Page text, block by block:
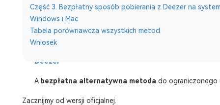
Część 3. Bezpłatny sposób pobierania z Deezer na
Windows i Mac
Tabela porównawcza wszystkich metod
Wniosek
pobrać muzykę z serwisu Deezer na komputery Windows i
oficjalny sposóbkorzystanie z Deezer Premium
Deezer
A bezpłatna alternatywna metoda do ograniczonego
Zacznijmy od wersji oficjalnej.